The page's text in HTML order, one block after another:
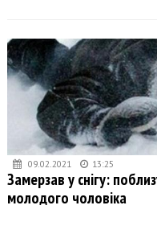
09.02.2021 13:25
Замерзав у снігу:
молодого чоловіка